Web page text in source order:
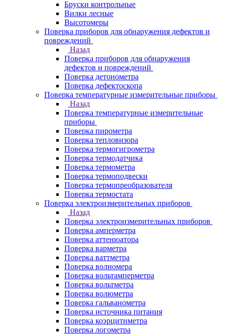
Бруски контрольные
Вилки лесные
Высотомеры
Поверка приборов для обнаружения дефектов и
повреждений
Назад
Поверка приборов для обнаружения
дефектов и повреждений
Поверка детонометра
Поверка дефектоскопа
Поверка температурные измерительные приборы
Назад
Поверка температурные измерительные
приборы
Поверка пирометра
Поверка тепловизора
Поверка термогигрометра
Поверка термодатчика
Поверка термометра
Поверка термоподвески
Поверка термопреобразователя
Поверка термостата
Поверка электроизмерительных приборов
Назад
Поверка электроизмерительных приборов
Поверка амперметра
Поверка аттенюатора
Поверка варметра
Поверка ваттметра
Поверка волномера
Поверка вольтамперметра
Поверка вольтметра
Поверка волюметра
Поверка гальванометра
Поверка источника питания
Поверка коэрцитиметра
Поверка логометра